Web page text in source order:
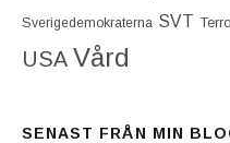
Sverigedemokraterna SVT
USA Vård
SENAST FRÅN MIN